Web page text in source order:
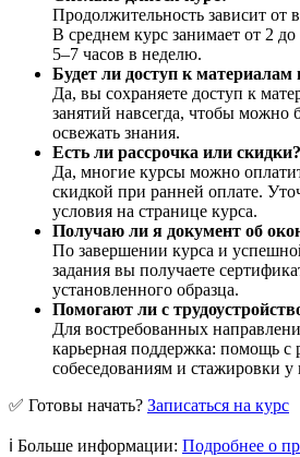
Продолжительность зависит
В среднем курс занимает от 2
5–7 часов в неделю.
Будет ли доступ к материалам
Да, вы сохраняете доступ к
занятий навсегда, чтобы можно
освежать знания.
Есть ли рассрочка или скидки?
Да, многие курсы можно
скидкой при ранней оплате.
условия на странице курса.
Получаю ли я документ об
По завершении курса и
задания вы получаете
установленного образца.
Помогают ли с
Для востребованных
карьерная поддержка: помощь с
собеседованиям и стажировки у
✅ Готовы начать? Записаться на курс
ℹ️ Больше информации: Подробнее о